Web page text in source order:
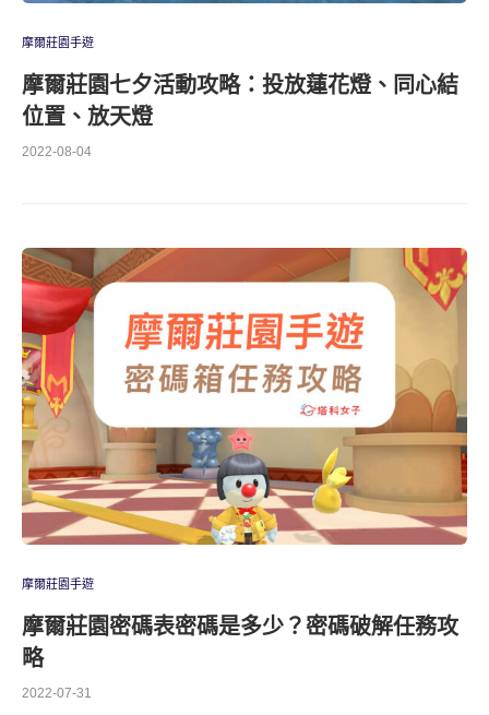
摩爾莊園手遊
摩爾莊園七夕活動攻略：投放蓮花燈、同心結
位置、放天燈
2022-08-04
摩爾莊園手遊
摩爾莊園密碼表密碼是多少？密碼破解任務攻
略
2022-07-31